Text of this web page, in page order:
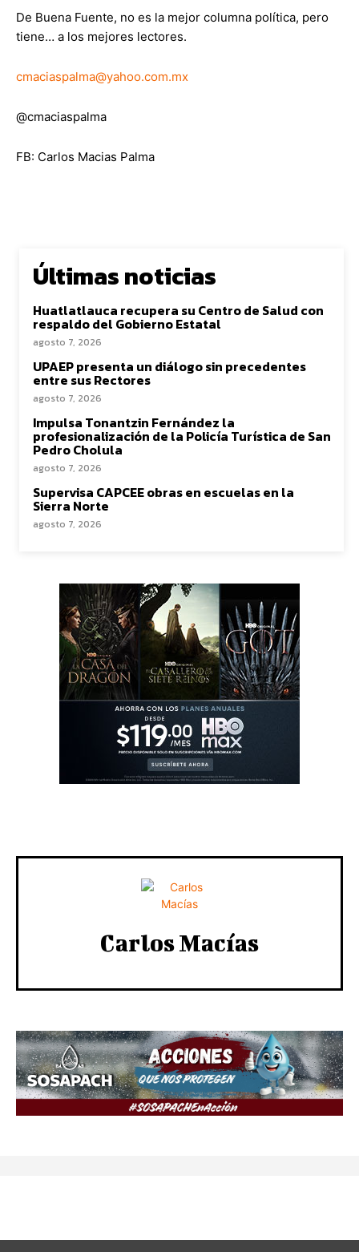
De Buena Fuente, no es la mejor columna política, pero
tiene… a los mejores lectores.
cmaciaspalma@yahoo.com.mx
@cmaciaspalma
FB: Carlos Macias Palma
Últimas noticias
Huatlatlauca recupera su Centro de Salud con
respaldo del Gobierno Estatal
agosto 7, 2026
UPAEP presenta un diálogo sin precedentes
entre sus Rectores
agosto 7, 2026
Impulsa Tonantzin Fernández la
profesionalización de la Policía Turística de San
Pedro Cholula
agosto 7, 2026
Supervisa CAPCEE obras en escuelas en la
Sierra Norte
agosto 7, 2026
Carlos Macías